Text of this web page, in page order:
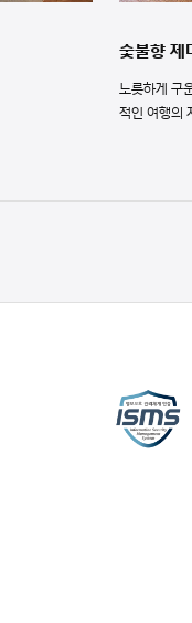
숯불향 제
노릇하게 구
적인 여행의